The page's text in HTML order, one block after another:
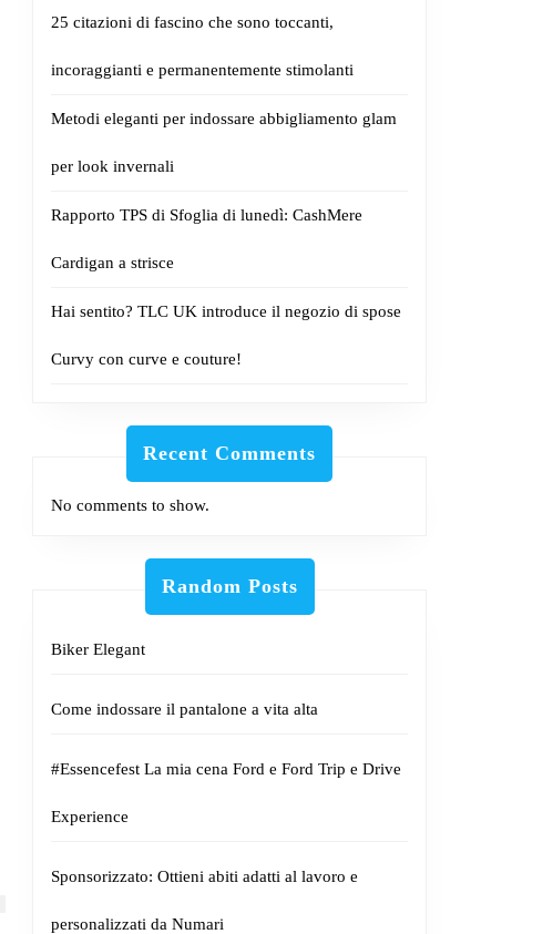
25 citazioni di fascino che sono toccanti,
incoraggianti e permanentemente stimolanti
Metodi eleganti per indossare abbigliamento glam
per look invernali
Rapporto TPS di Sfoglia di lunedì: CashMere
Cardigan a strisce
Hai sentito? TLC UK introduce il negozio di spose
Curvy con curve e couture!
Recent Comments
No comments to show.
Random Posts
Biker Elegant
Come indossare il pantalone a vita alta
#Essencefest La mia cena Ford e Ford Trip e Drive
Experience
Sponsorizzato: Ottieni abiti adatti al lavoro e
personalizzati da Numari